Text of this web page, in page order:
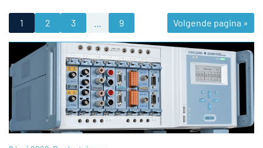
1 2 3 9 Volgende pagina »